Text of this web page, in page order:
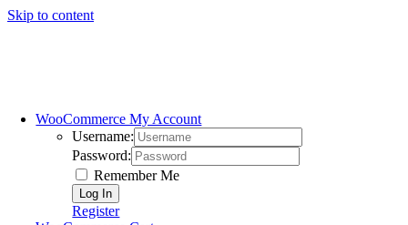
Skip to content
WooCommerce My Account
Username:
Password:
Remember Me
Register